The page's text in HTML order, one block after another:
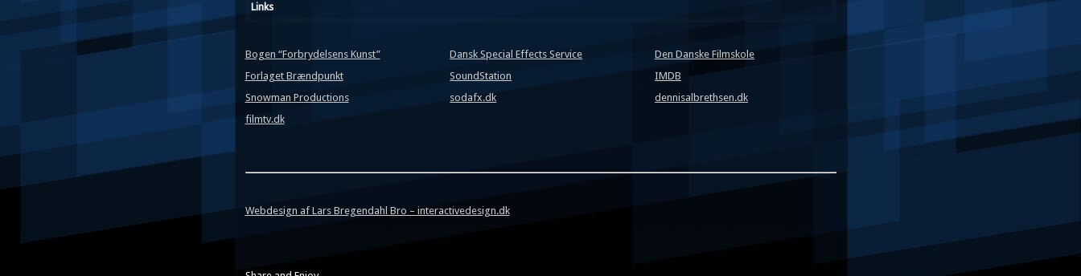
Links
Bogen “Forbrydelsens Kunst”
Forlaget Brændpunkt
Snowman Productions
filmtv.dk
Dansk Special Effects Service
SoundStation
sodafx.dk
Den Danske Filmskole
IMDB
dennisalbrethsen.dk
Webdesign af Lars Bregendahl Bro – interactivedesign.dk